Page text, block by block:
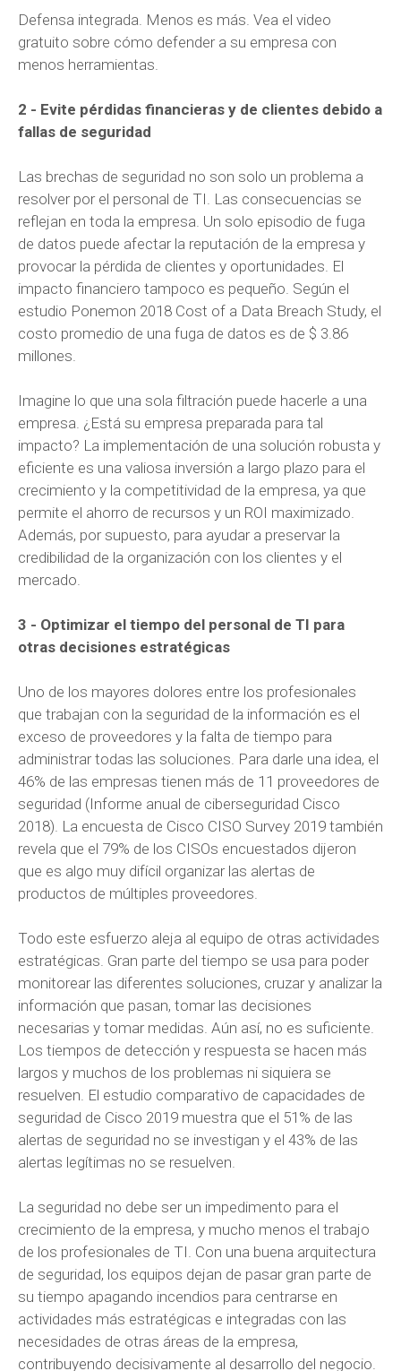
Defensa integrada. Menos es más. Vea el video
gratuito sobre cómo defender a su empresa con
menos herramientas.
2 - Evite pérdidas financieras y de clientes debido a
fallas de seguridad
Las brechas de seguridad no son solo un problema a
resolver por el personal de TI. Las consecuencias se
reflejan en toda la empresa. Un solo episodio de fuga
de datos puede afectar la reputación de la empresa y
provocar la pérdida de clientes y oportunidades. El
impacto financiero tampoco es pequeño. Según el
estudio Ponemon 2018 Cost of a Data Breach Study, el
costo promedio de una fuga de datos es de $ 3.86
millones.
Imagine lo que una sola filtración puede hacerle a una
empresa. ¿Está su empresa preparada para tal
impacto? La implementación de una solución robusta y
eficiente es una valiosa inversión a largo plazo para el
crecimiento y la competitividad de la empresa, ya que
permite el ahorro de recursos y un ROI maximizado.
Además, por supuesto, para ayudar a preservar la
credibilidad de la organización con los clientes y el
mercado.
3 - Optimizar el tiempo del personal de TI para
otras decisiones estratégicas
Uno de los mayores dolores entre los profesionales
que trabajan con la seguridad de la información es el
exceso de proveedores y la falta de tiempo para
administrar todas las soluciones. Para darle una idea, el
46% de las empresas tienen más de 11 proveedores de
seguridad (Informe anual de ciberseguridad Cisco
2018). La encuesta de Cisco CISO Survey 2019 también
revela que el 79% de los CISOs encuestados dijeron
que es algo muy difícil organizar las alertas de
productos de múltiples proveedores.
Todo este esfuerzo aleja al equipo de otras actividades
estratégicas. Gran parte del tiempo se usa para poder
monitorear las diferentes soluciones, cruzar y analizar la
información que pasan, tomar las decisiones
necesarias y tomar medidas. Aún así, no es suficiente.
Los tiempos de detección y respuesta se hacen más
largos y muchos de los problemas ni siquiera se
resuelven. El estudio comparativo de capacidades de
seguridad de Cisco 2019 muestra que el 51% de las
alertas de seguridad no se investigan y el 43% de las
alertas legítimas no se resuelven.
La seguridad no debe ser un impedimento para el
crecimiento de la empresa, y mucho menos el trabajo
de los profesionales de TI. Con una buena arquitectura
de seguridad, los equipos dejan de pasar gran parte de
su tiempo apagando incendios para centrarse en
actividades más estratégicas e integradas con las
necesidades de otras áreas de la empresa,
contribuyendo decisivamente al desarrollo del negocio.